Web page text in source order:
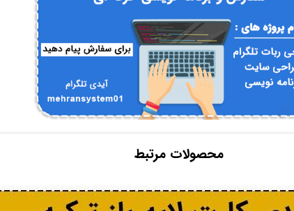
محصولات مرتبط